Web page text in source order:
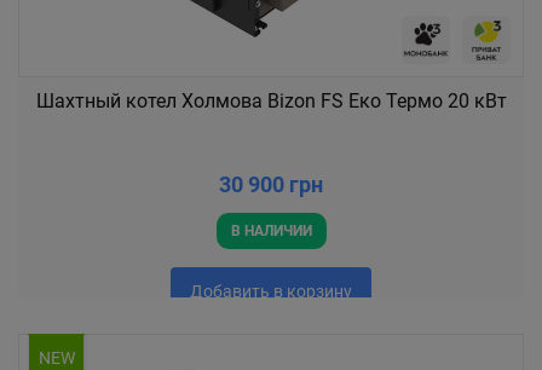
Шахтный котел Холмова Bizon FS Еко Термо 20 кВт
30 900 грн
В НАЛИЧИИ
Добавить в корзину
NEW